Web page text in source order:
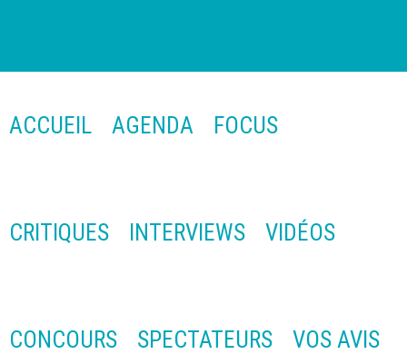
ACCUEIL AGENDA FOCUS
CRITIQUES INTERVIEWS VIDÉOS
CONCOURS SPECTATEURS VOS AVIS